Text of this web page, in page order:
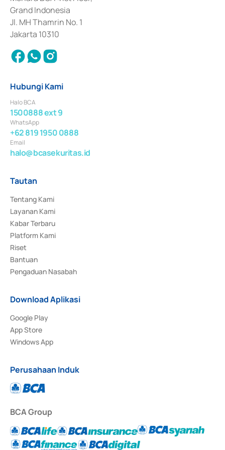
Surat Berharga Komersial yang izinnya diterbitkan pada tahun 2018.
Grand Indonesia
Jl. MH Thamrin No. 1
Jakarta 10310
Hubungi Kami
Halo BCA
1500888 ext 9
WhatsApp
+62 819 1950 0888
Email
halo@bcasekuritas.id
Tautan
Tentang Kami
Layanan Kami
Kabar Terbaru
Platform Kami
Riset
Bantuan
Pengaduan Nasabah
Download Aplikasi
Google Play
App Store
Windows App
Perusahaan Induk
BCA Group